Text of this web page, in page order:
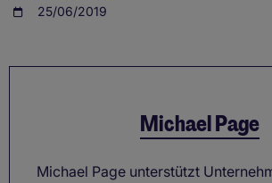
25/06/2019
Michael Page
Michael Page unterstützt